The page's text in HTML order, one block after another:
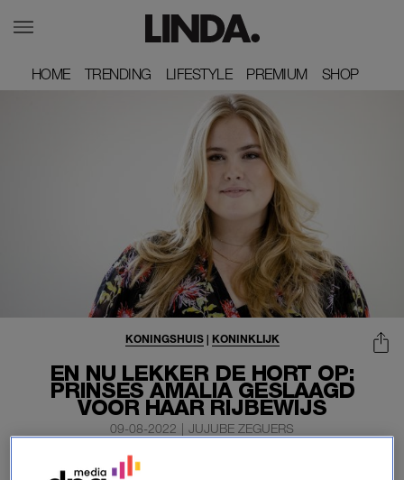
HOME
HOME TRENDING
TRENDING LIFESTYLE
LIFESTYLE PREMIUM
PREMIUM SHOP
SHOP
EN NU LEKKER DE HORT OP:
PRINSES AMALIA GESLAAGD
VOOR HAAR RIJBEWIJS
KONINGSHUIS| KONINKLIJK
09-08-2022 | JUJUBE ZEGUERS
Prinses Amalia heeft weer een mijlpaal bereikt. De 18-